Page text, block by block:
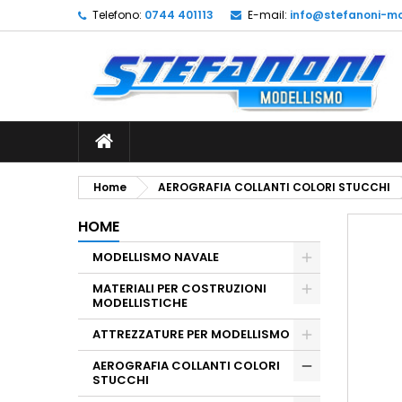
Telefono: 0744 401113 E-mail: info@stefanoni-
Home AEROGRAFIA COLLANTI COLORI STUCCHI
HOME
MODELLISMO NAVALE
MATERIALI PER COSTRUZIONI
MODELLISTICHE
ATTREZZATURE PER MODELLISMO
AEROGRAFIA COLLANTI COLORI
STUCCHI